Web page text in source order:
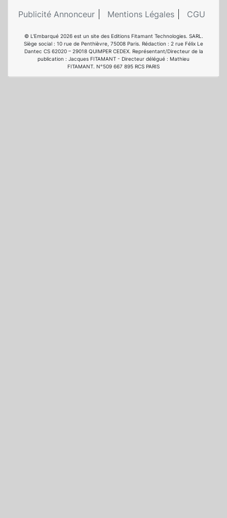
Publicité Annonceur
Mentions Légales CGU
© L'Embarqué 2026 est un site des Editions Fitamant Technologies. SARL.
Siège social : 10 rue de Penthièvre, 75008 Paris. Rédaction : 2 rue Félix Le
Dantec CS 62020 – 29018 QUIMPER CEDEX. Représentant/Directeur de la
publication : Jacques FITAMANT - Directeur délégué : Mathieu
FITAMANT. N°509 667 895 RCS PARIS